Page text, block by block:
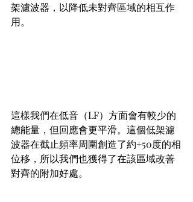
架濾波器，以降低未對齊區域的相互作
用。
這樣我們在低音（LF）方面會有較少的
總能量，但回應會更平滑。這個低架濾
波器在截止頻率周圍創造了約+50度的相
位移，所以我們也獲得了在該區域改善
對齊的附加好處。